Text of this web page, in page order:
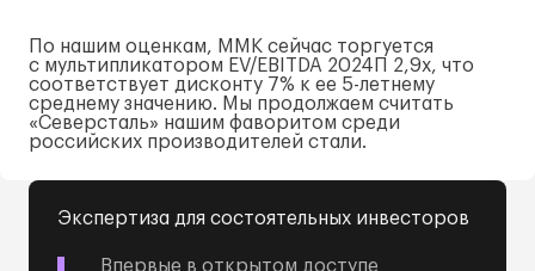
По нашим оценкам, ММК сейчас торгуется
с мультипликатором EV/EBITDA 2024П 2,9x, что
соответствует дисконту 7% к ее 5-летнему
среднему значению. Мы продолжаем считать
«Северсталь» нашим фаворитом среди
российских производителей стали.
Экспертиза для состоятельных инвесторов
Впервые в открытом доступе